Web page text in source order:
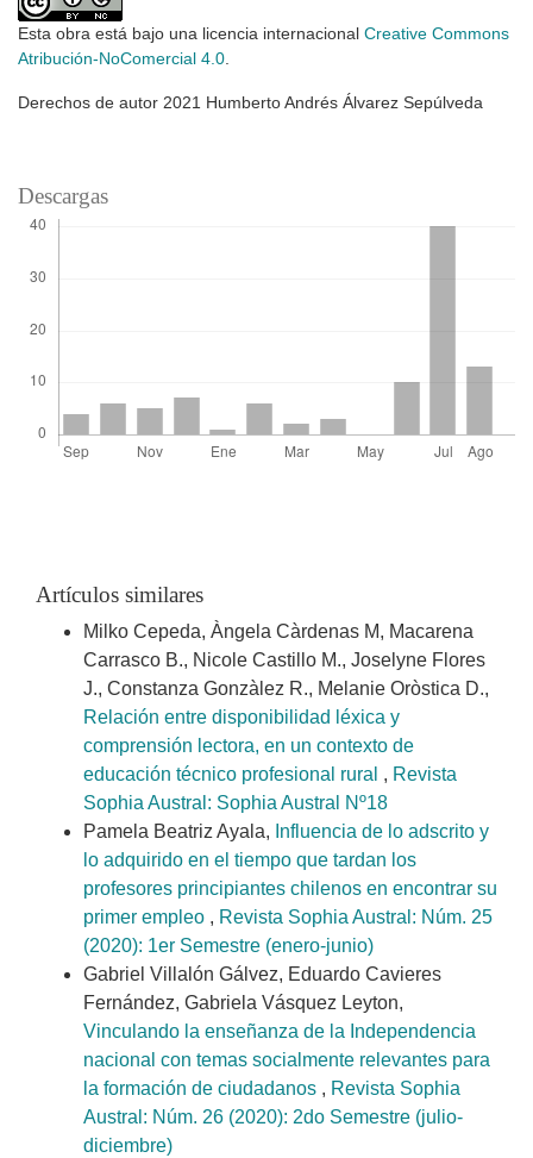
Esta obra está bajo una licencia internacional Creative Commons
Atribución-NoComercial 4.0.
Derechos de autor 2021 Humberto Andrés Álvarez Sepúlveda
Descargas
Artículos similares
Milko Cepeda, Àngela Càrdenas M, Macarena
Carrasco B., Nicole Castillo M., Joselyne Flores
J., Constanza Gonzàlez R., Melanie Oròstica D.,
Relación entre disponibilidad léxica y
comprensión lectora, en un contexto de
educación técnico profesional rural , Revista
Sophia Austral: Sophia Austral Nº18
Pamela Beatriz Ayala, Influencia de lo adscrito y
lo adquirido en el tiempo que tardan los
profesores principiantes chilenos en encontrar su
primer empleo , Revista Sophia Austral: Núm. 25
(2020): 1er Semestre (enero-junio)
Gabriel Villalón Gálvez, Eduardo Cavieres
Fernández, Gabriela Vásquez Leyton,
Vinculando la enseñanza de la Independencia
nacional con temas socialmente relevantes para
la formación de ciudadanos , Revista Sophia
Austral: Núm. 26 (2020): 2do Semestre (julio-
diciembre)